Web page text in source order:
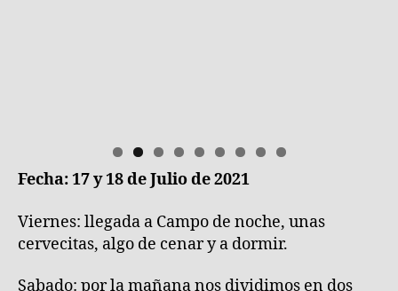
Fecha: 17 y 18 de Julio de 2021
Viernes: llegada a Campo de noche, unas
cervecitas, algo de cenar y a dormir.
Sabado: por la mañana nos dividimos en dos